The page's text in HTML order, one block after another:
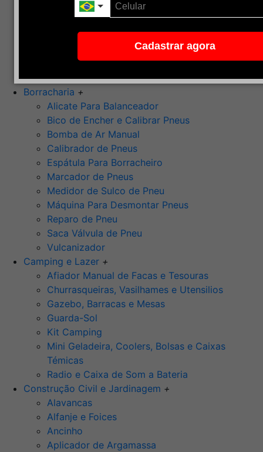
Cadastrar agora
Pasta Para Assentar Válvula
Pedra de Afiar
Ponta Montada (Oxido de Alumínio)
Rebolos
Borracharia +
Alicate Para Balanceador
Bico de Encher e Calibrar Pneus
Bomba de Ar Manual
Calibrador de Pneus
Espátula Para Borracheiro
Marcador de Pneus
Medidor de Sulco de Pneu
Máquina Para Desmontar Pneus
Reparo de Pneu
Saca Válvula de Pneu
Vulcanizador
Camping e Lazer +
Afiador Manual de Facas e Tesouras
Churrasqueiras, Vasilhames e Utensilios
Gazebo, Barracas e Mesas
Guarda-Sol
Kit Camping
Mini Geladeira, Coolers, Bolsas e Caixas
Témicas
Radio e Caixa de Som a Bateria
Construção Civil e Jardinagem +
Alavancas
Alfanje e Foices
Ancinho
Aplicador de Argamassa